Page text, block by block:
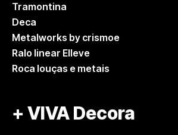
Tramontina
Deca
Metalworks by crismoe
Ralo linear Elleve
Roca louças e metais
+ VIVA Decora